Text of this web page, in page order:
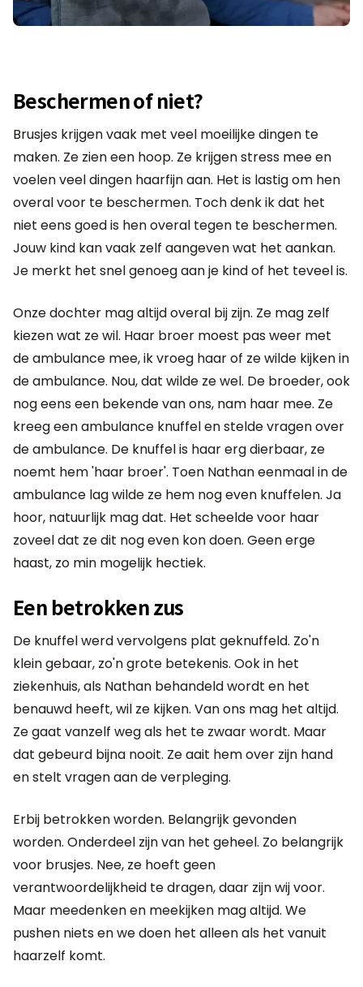
Beschermen of niet?
Brusjes krijgen vaak met veel moeilijke dingen te
maken. Ze zien een hoop. Ze krijgen stress mee en
voelen veel dingen haarfijn aan. Het is lastig om hen
overal voor te beschermen. Toch denk ik dat het
niet eens goed is hen overal tegen te beschermen.
Jouw kind kan vaak zelf aangeven wat het aankan.
Je merkt het snel genoeg aan je kind of het teveel is.
Onze dochter mag altijd overal bij zijn. Ze mag zelf
kiezen wat ze wil. Haar broer moest pas weer met
de ambulance mee, ik vroeg haar of ze wilde kijken in
de ambulance. Nou, dat wilde ze wel. De broeder, ook
nog eens een bekende van ons, nam haar mee. Ze
kreeg een ambulance knuffel en stelde vragen over
de ambulance. De knuffel is haar erg dierbaar, ze
noemt hem 'haar broer'. Toen Nathan eenmaal in de
ambulance lag wilde ze hem nog even knuffelen. Ja
hoor, natuurlijk mag dat. Het scheelde voor haar
zoveel dat ze dit nog even kon doen. Geen erge
haast, zo min mogelijk hectiek.
Een betrokken zus
De knuffel werd vervolgens plat geknuffeld. Zo'n
klein gebaar, zo'n grote betekenis. Ook in het
ziekenhuis, als Nathan behandeld wordt en het
benauwd heeft, wil ze kijken. Van ons mag het altijd.
Ze gaat vanzelf weg als het te zwaar wordt. Maar
dat gebeurd bijna nooit. Ze aait hem over zijn hand
en stelt vragen aan de verpleging.
Erbij betrokken worden. Belangrijk gevonden
worden. Onderdeel zijn van het geheel. Zo belangrijk
voor brusjes. Nee, ze hoeft geen
verantwoordelijkheid te dragen, daar zijn wij voor.
Maar meedenken en meekijken mag altijd. We
pushen niets en we doen het alleen als het vanuit
haarzelf komt.